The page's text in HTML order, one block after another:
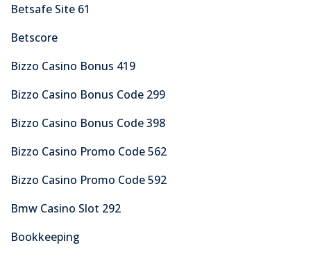
Betsafe Site 61
Betscore
Bizzo Casino Bonus 419
Bizzo Casino Bonus Code 299
Bizzo Casino Bonus Code 398
Bizzo Casino Promo Code 562
Bizzo Casino Promo Code 592
Bmw Casino Slot 292
Bookkeeping